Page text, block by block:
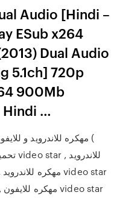
Audio [Hindi –
ESub x264
Dual Audio
5.1ch] 720p
900Mb
Hindi …